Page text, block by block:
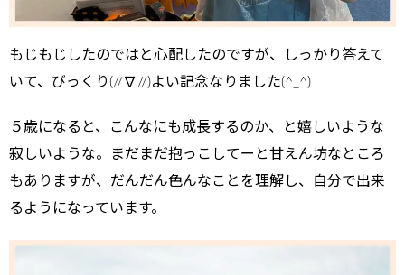
もじもじしたのではと心配したのですが、しっかり答えて
いて、びっくり(//∇//)よい記念なりました(^_^)
５歳になると、こんなにも成長するのか、と嬉しいような
寂しいような。まだまだ抱っこしてーと甘えん坊なところ
もありますが、だんだん色んなことを理解し、自分で出来
るようになっています。